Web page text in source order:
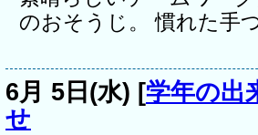
のおそうじ。 慣れた手
6月 5日(水) [学年の出
せ